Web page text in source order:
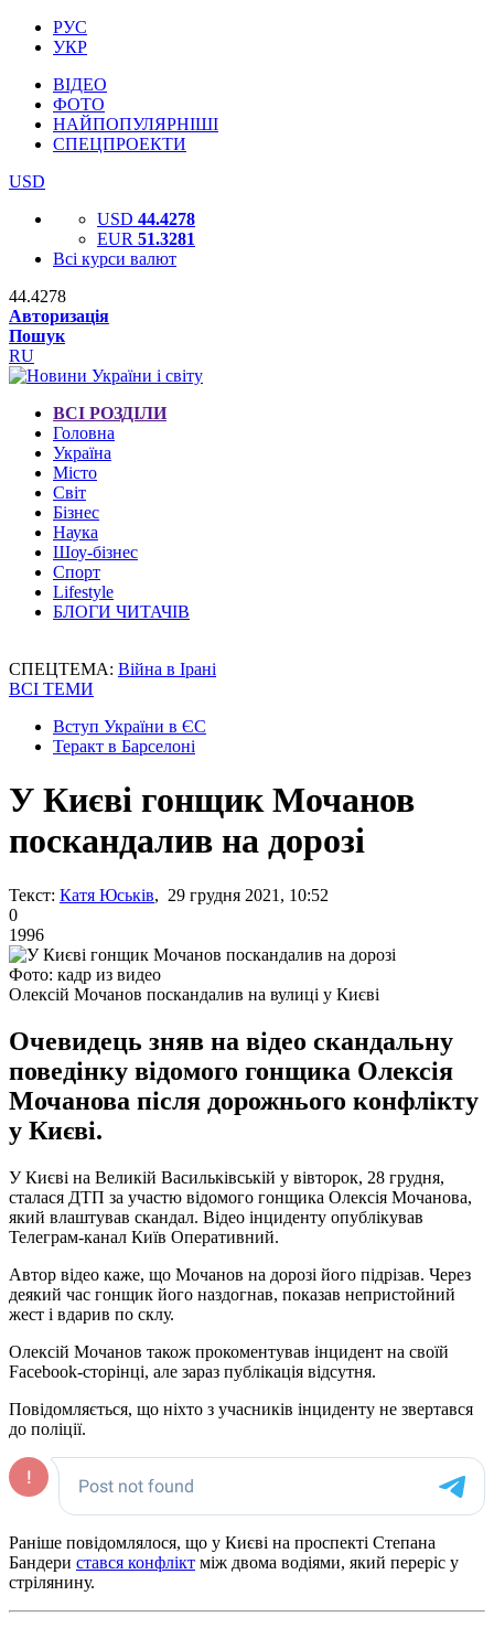
РУС
УКР
ВІДЕО
ФОТО
НАЙПОПУЛЯРНІШІ
СПЕЦПРОЕКТИ
USD
USD 44.4278
EUR 51.3281
Всі курси валют
44.4278
Авторизація
Пошук
RU
ВСІ РОЗДІЛИ
Головна
Україна
Місто
Світ
Бізнес
Наука
Шоу-бізнес
Спорт
Lifestyle
БЛОГИ ЧИТАЧІВ
СПЕЦТЕМА: Війна в Ірані
ВСІ ТЕМИ
Вступ України в ЄС
Теракт в Барселоні
У Києві гонщик Мочанов
поскандалив на дорозі
Текст: Катя Юськів, 29 грудня 2021, 10:52
0
1996
Фото: кадр из видео
Олексій Мочанов поскандалив на вулиці у Києві
Очевидець зняв на відео скандальну
поведінку відомого гонщика Олексія
Мочанова після дорожнього конфлікту
у Києві.
У Києві на Великій Васильківській у вівторок, 28 грудня,
сталася ДТП за участю відомого гонщика Олексія Мочанова,
який влаштував скандал. Відео інциденту опублікував
Телеграм-канал Київ Оперативний.
Автор відео каже, що Мочанов на дорозі його підрізав. Через
деякий час гонщик його наздогнав, показав непристойний
жест і вдарив по склу.
Олексій Мочанов також прокоментував інцидент на своїй
Facebook-сторінці, але зараз публікація відсутня.
Повідомляється, що ніхто з учасників інциденту не звертався
до поліції.
Раніше повідомлялося, що у Києві на проспекті Степана
Бандери стався конфлікт між двома водіями, який переріс у
стрілянину.